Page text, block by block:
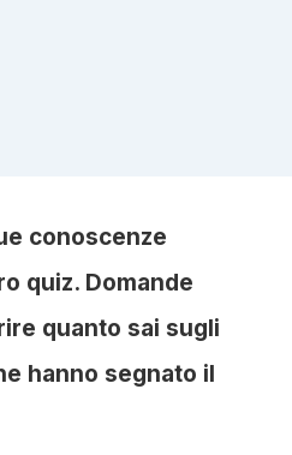
conoscenze
quiz. Domande
quanto sai sugli
hanno segnato il